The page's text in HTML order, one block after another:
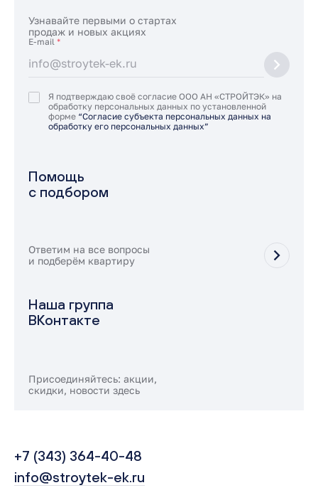
Узнавайте первыми о стартах
продаж и новых акциях
E-mail *
Я подтверждаю своё согласие ООО АН «СТРОЙТЭК» на
обработку персональных данных по установленной
форме “Согласие субъекта персональных данных на
обработку его персональных данных”
Помощь
с подбором
Ответим на все вопросы
и подберём квартиру
Наша группа
ВКонтакте
Присоединяйтесь: акции,
скидки, новости здесь
+7 (343) 364-40-48
info@stroytek-ek.ru